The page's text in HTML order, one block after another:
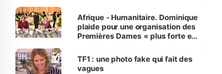
Afrique - Humanitaire. Dominique
plaide pour une organisation des
Premières Dames « plus forte et
sur la scène internationale »
TF1 : une photo fake qui fait des
vagues